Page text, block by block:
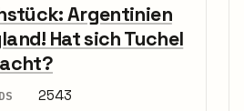
Argentinien
Hat sich Tuchel
2543